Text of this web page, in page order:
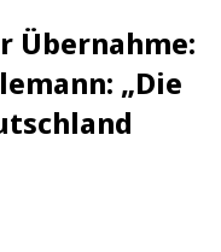
Übernahme:
„Die